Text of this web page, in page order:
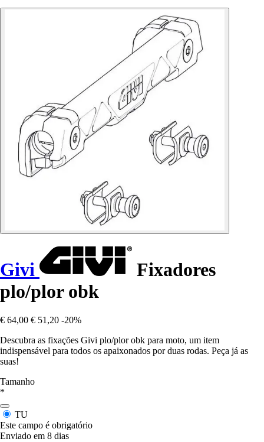
Givi
Fixadores
plo/plor obk
€ 64,00 € 51,20 -20%
Descubra as fixações Givi plo/plor obk para moto, um item
indispensável para todos os apaixonados por duas rodas. Peça já as
suas!
Tamanho
*
TU
Este campo é obrigatório
Enviado em 8 dias